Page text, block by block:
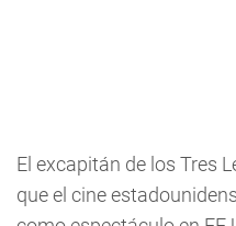
El excapitán de los Tres
que el cine